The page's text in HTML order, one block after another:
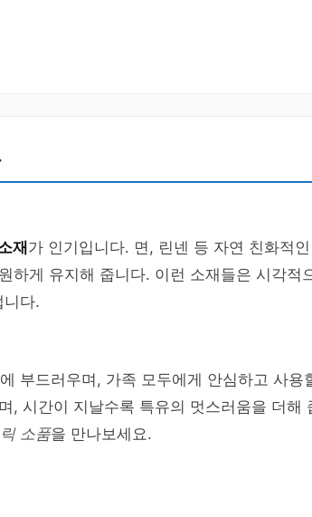
재 가 인기입니다. 면, 린넨 등 자연 친화적
하게 유지해 줍니다. 이런 소재들은 시각적
니다.
부드러우며, 가족 모두에게 안심하고 사용
, 시간이 지날수록 특유의 멋스러움을 더해
소품을 만나보세요.